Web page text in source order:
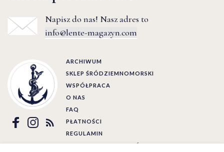
Napisz do nas! Nasz adres to
info@lente-magazyn.com
ARCHIWUM
SKLEP ŚRÓDZIEMNOMORSKI
WSPÓŁPRACA
O NAS
FAQ
PŁATNOŚCI
REGULAMIN
POLITYKA PRYWATNOŚCI